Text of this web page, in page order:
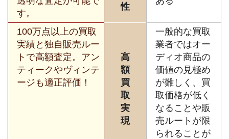
す。
性
100万点以上の買取
実績と独自販売ルー
トで高額査定。アン
ティークやヴィンテ
ージも適正評価！
高
額
買
取
実
現
一般的な買取
業者ではオー
ディオ商品の
価値の見極め
が難しく、買
取価格が低く
なることや販
売ルートが限
られることが